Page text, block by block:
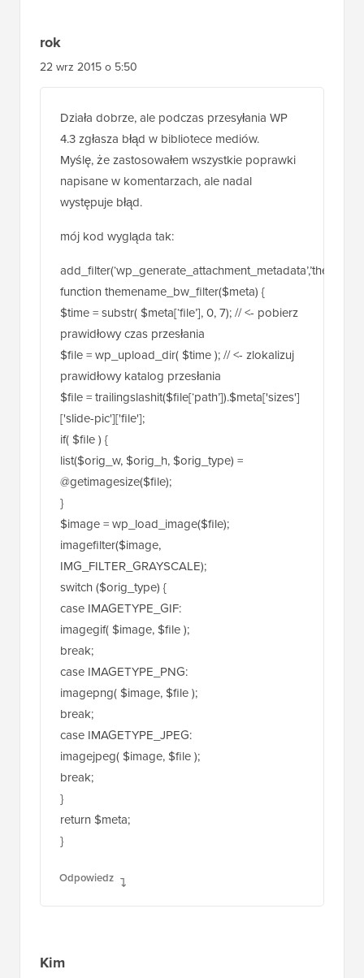
Myślę, że zastosowałem wszystkie poprawki
napisane w komentarzach, ale nadal
mój kod wygląda tak:
function themename_bw_filter($meta) {
$time = substr( $meta[‘file’], 0, 7); // <- pobierz
$file = wp_upload_dir( $time ); // <- zlokalizuj
prawidłowy katalog przesłania
$file = trailingslashit($file[‘path’]).$meta['sizes']
['slide-pic']['file'];
if( $file ) {
list($orig_w, $orig_h, $orig_type) =
@getimagesize($file);
}
$image = wp_load_image($file);
imagefilter($image,
IMG_FILTER_GRAYSCALE);
switch ($orig_type) {
case IMAGETYPE_GIF:
imagegif( $image, $file );
break;
case IMAGETYPE_PNG:
imagepng( $image, $file );
break;
case IMAGETYPE_JPEG:
imagejpeg( $image, $file );
break;
}
return $meta;
}
Odpowiedz
22 lip 2015 o 18:29
nowo dodane?